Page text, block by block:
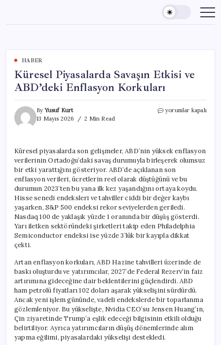
content
HABER
Küresel Piyasalarda Savaşın Etkisi ve
ABD’deki Enflasyon Korkuları
ByYusuf Kurt
13 Mayıs 2026
2 Min Read
Küresel
ABD’deki
Enflasyon
Korkuları
için
yorumlar kapalı
Küresel piyasalarda son gelişmeler, ABD’nin yüksek enflasyon
verilerinin Ortadoğu’daki savaş durumuyla birleşerek olumsuz
bir etki yarattığını gösteriyor. ABD’de açıklanan son
enflasyon verileri, ücretlerin reel olarak düştüğünü ve bu
durumun 2023’ten bu yana ilk kez yaşandığını ortaya koydu.
Hisse senedi endeksleri ve tahviller ciddi bir değer kaybı
yaşarken, S&P 500 endeksi rekor seviyelerden geriledi.
Nasdaq 100 de yaklaşık yüzde 1 oranında bir düşüş gösterdi.
Yarı iletken sektöründeki şirketleri takip eden Philadelphia
Semiconductor endeksi ise yüzde 3’lük bir kayıpla dikkat
çekti.
Artan enflasyon korkuları, ABD Hazine tahvilleri üzerinde de
baskı oluşturdu ve yatırımcılar, 2027’de Federal Rezerv’in faiz
artırımına gideceğine dair beklentilerini güçlendirdi. ABD
ham petrolü fiyatları 102 doları aşarak yükselişini sürdürdü.
Ancak yeni işlem gününde, vadeli endekslerde bir toparlanma
gözlemleniyor. Bu yükselişte, Nvidia CEO’su Jensen Huang’ın,
Çin ziyaretinde Trump’a eşlik edeceği bilgisinin etkili olduğu
belirtiliyor. Ayrıca yatırımcıların düşüş dönemlerinde alım
yapma eğilimi, piyasalardaki yükselişi destekledi.